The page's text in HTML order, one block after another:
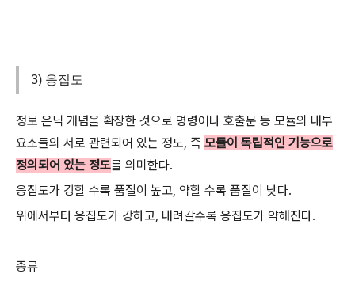
3) 응집도
정보 은닉 개념을 확장한 것으로 명령어나 호출문 등 모듈의 내부
요소들의 서로 관련되어 있는 정도, 즉 모듈이 독립적인 기능으로
정의되어 있는 정도를 의미한다.
응집도가 강할 수록 품질이 높고, 약할 수록 품질이 낮다.
위에서부터 응집도가 강하고, 내려갈수록 응집도가 약해진다.
종류